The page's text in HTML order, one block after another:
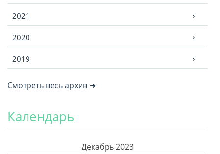
2021
2020
2019
Смотреть весь архив ➜
Календарь
Декабрь 2023